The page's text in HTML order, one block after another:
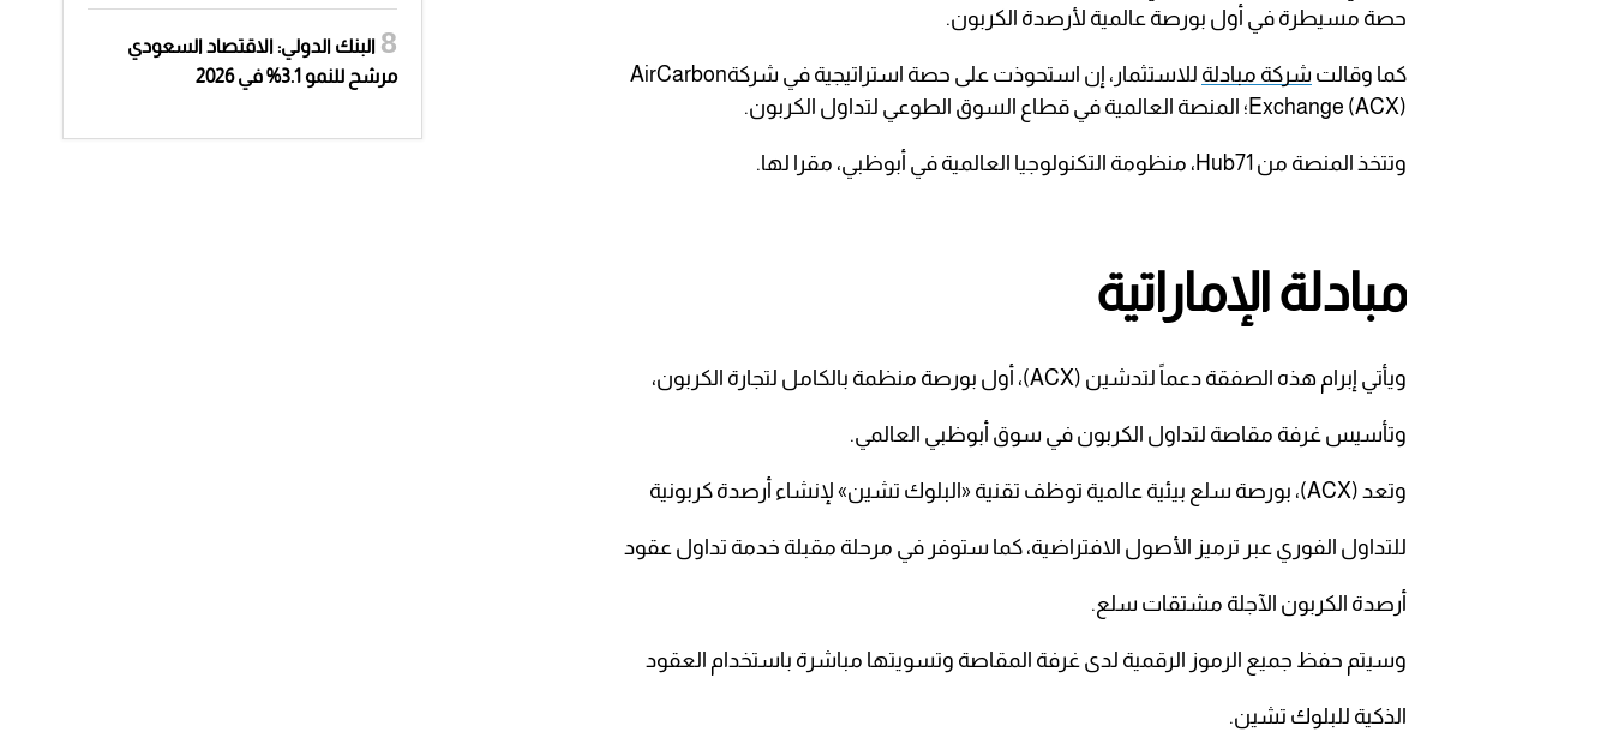
حصة مسيطرة في أول بورصة عالمية لأرصدة الكربون.
كما وقالت شركة مبادلة
للاستثمار، إن استحوذت على حصة استراتيجية في شركةAirCarbon
Exchange (ACX)؛ المنصة العالمية في قطاع السوق الطوعي لتداول الكربون.
وتتخذ المنصة من Hub71، منظومة التكنولوجيا العالمية في أبوظبي، مقرا لها.
مبادلة الإماراتية
ويأتي إبرام هذه الصفقة دعماً لتدشين (ACX)، أول بورصة منظمة بالكامل لتجارة الكربون،
وتأسيس غرفة مقاصة لتداول الكربون في سوق أبوظبي العالمي.
وتعد (ACX)، بورصة سلع بيئية عالمية توظف تقنية «البلوك تشين» لإنشاء أرصدة كربونية
للتداول الفوري عبر ترميز الأصول الافتراضية، كما ستوفر في مرحلة مقبلة خدمة تداول عقود
أرصدة الكربون الآجلة مشتقات سلع.
وسيتم حفظ جميع الرموز الرقمية لدى غرفة المقاصة وتسويتها مباشرة باستخدام العقود
الذكية للبلوك تشين.
البنك الدولي: الاقتصاد السعودي
مرشح للنمو 3.1% في 2026